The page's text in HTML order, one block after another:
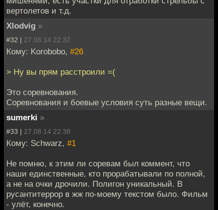
вертолетов и т.д.
Xlodvig »
#32 | 27.08.14 22:37
Кому: Korobobo, #26
> Ну вы прям расстроили =(
Это соревнования.
Соревнования и боевые условия суть разные вещи.
sumerki »
#33 | 27.08.14 22:38
Кому: Schwarz, #1
Не помню, к этим ли соревам был коммент, что
наши единственные, кто прорабатывали по полной,
а не на очки дрочили. Полигон уникальный. В
русантитеррор в жж по-моему текстом было. Фильм
- улёт, конечно.